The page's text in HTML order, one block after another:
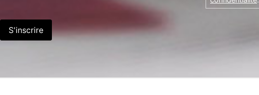
S'inscrire